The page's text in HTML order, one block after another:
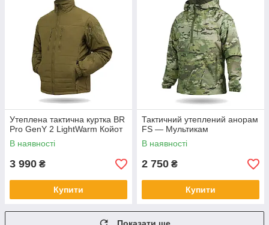
Утеплена тактична куртка BR
Pro GenY 2 LightWarm Койот
В наявності
3 990 ₴
Купити
Тактичний утеплений анорам
FS — Мультикам
В наявності
2 750 ₴
Купити